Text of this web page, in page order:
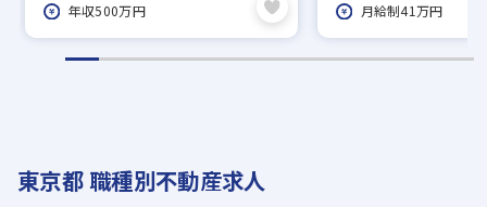
年収500万円
月給制41万円
東京都 職種別不動産求人